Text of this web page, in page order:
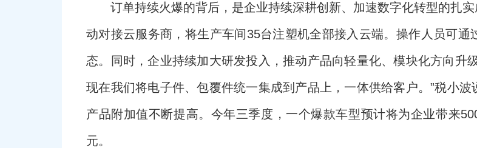
订单持续火爆的背后，是企业持续深耕创新、加速数字化转型的扎
动对接云服务商，将生产车间35台注塑机全部接入云端。操作人员可
态。同时，企业持续加大研发投入，推动产品向轻量化、模块化方向升
现在我们将电子件、包覆件统一集成到产品上，一体供给客户。”税小
产品附加值不断提高。今年三季度，一个爆款车型预计将为企业带来
元。